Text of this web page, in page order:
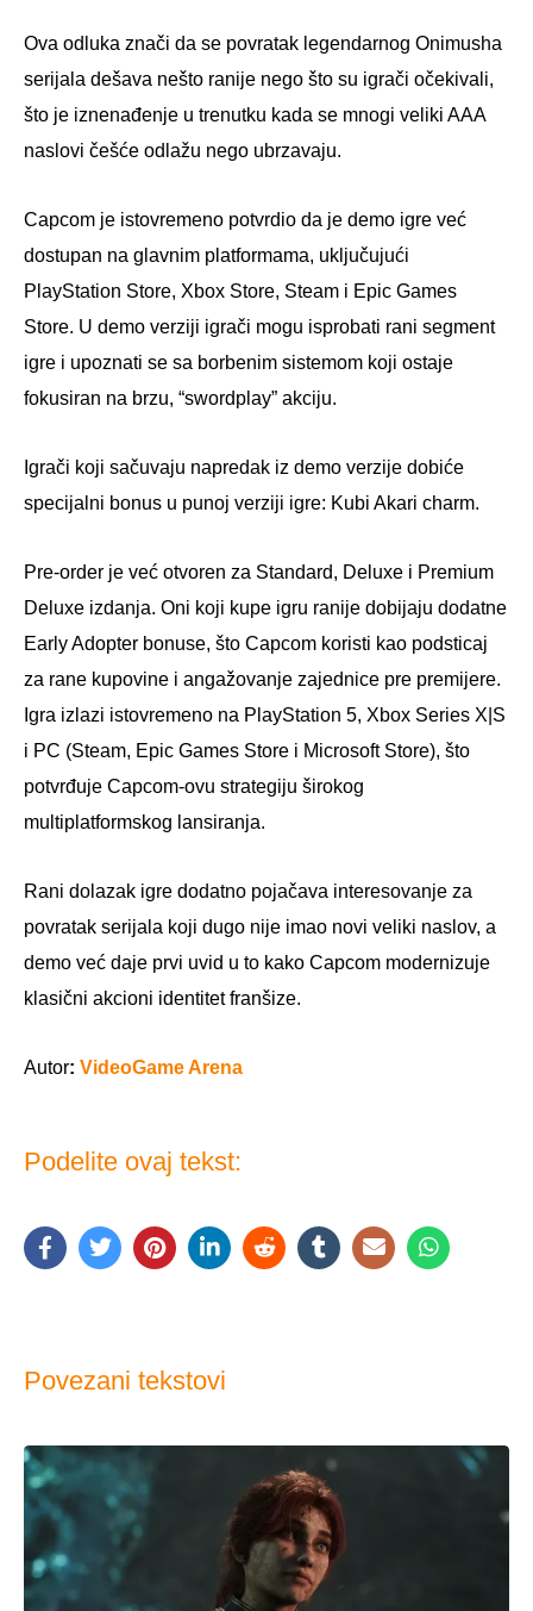
Ova odluka znači da se povratak legendarnog Onimusha
serijala dešava nešto ranije nego što su igrači očekivali,
što je iznenađenje u trenutku kada se mnogi veliki AAA
naslovi češće odlažu nego ubrzavaju.
Capcom je istovremeno potvrdio da je demo igre već
dostupan na glavnim platformama, uključujući
PlayStation Store, Xbox Store, Steam i Epic Games
Store. U demo verziji igrači mogu isprobati rani segment
igre i upoznati se sa borbenim sistemom koji ostaje
fokusiran na brzu, “swordplay” akciju.
Igrači koji sačuvaju napredak iz demo verzije dobiće
specijalni bonus u punoj verziji igre: Kubi Akari charm.
Pre-order je već otvoren za Standard, Deluxe i Premium
Deluxe izdanja. Oni koji kupe igru ranije dobijaju dodatne
Early Adopter bonuse, što Capcom koristi kao podsticaj
za rane kupovine i angažovanje zajednice pre premijere.
Igra izlazi istovremeno na PlayStation 5, Xbox Series X|S
i PC (Steam, Epic Games Store i Microsoft Store), što
potvrđuje Capcom-ovu strategiju širokog
multiplatformskog lansiranja.
Rani dolazak igre dodatno pojačava interesovanje za
povratak serijala koji dugo nije imao novi veliki naslov, a
demo već daje prvi uvid u to kako Capcom modernizuje
klasični akcioni identitet franšize.
Autor: VideoGame Arena
Podelite ovaj tekst:
Povezani tekstovi